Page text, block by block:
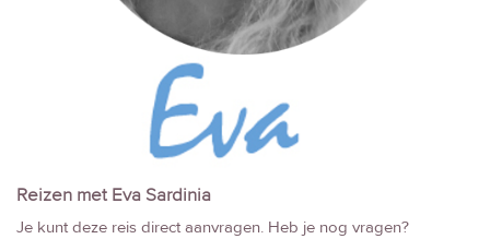
Reizen met Eva Sardinia
Je kunt deze reis direct aanvragen. Heb je nog vragen?